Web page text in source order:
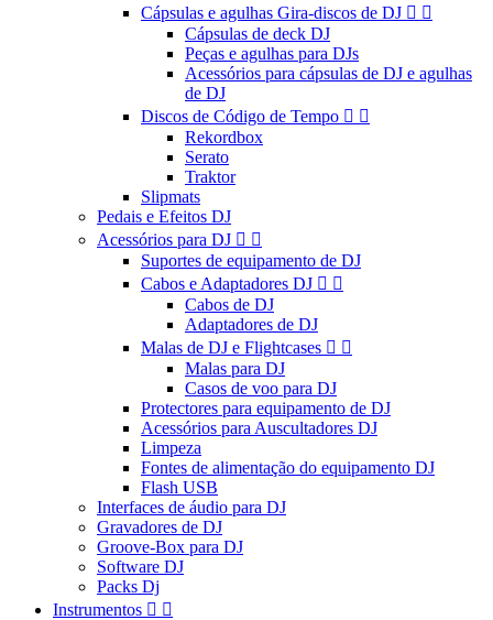
Cápsulas e agulhas Gira-discos de DJ  
Cápsulas de deck DJ
Peças e agulhas para DJs
Acessórios para cápsulas de DJ e agulhas
de DJ
Discos de Código de Tempo  
Rekordbox
Serato
Traktor
Slipmats
Pedais e Efeitos DJ
Acessórios para DJ  
Suportes de equipamento de DJ
Cabos e Adaptadores DJ  
Cabos de DJ
Adaptadores de DJ
Malas de DJ e Flightcases  
Malas para DJ
Casos de voo para DJ
Protectores para equipamento de DJ
Acessórios para Auscultadores DJ
Limpeza
Fontes de alimentação do equipamento DJ
Flash USB
Interfaces de áudio para DJ
Gravadores de DJ
Groove-Box para DJ
Software DJ
Packs Dj
Instrumentos  